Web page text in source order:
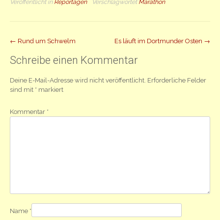
Veröffentlicht in Reportagen Verschlagwortet Marathon
Beitrag
Navigation
← Rund um Schwelm Es läuft im Dortmunder Osten →
Schreibe einen Kommentar
Deine E-Mail-Adresse wird nicht veröffentlicht. Erforderliche Felder
sind mit * markiert
Kommentar *
Name *